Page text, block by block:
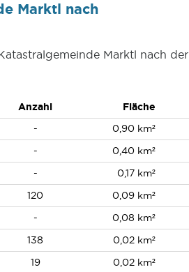
Marktl nach
Marktl nach der
Anzahl Fläche
- 0,90 km²
- 0,40 km²
- 0,17 km²
120 0,09 km²
- 0,08 km²
138 0,02 km²
19 0,02 km²